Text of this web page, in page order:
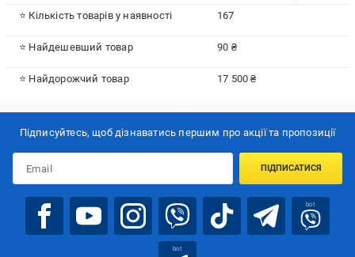
⭐ Кількість товарів у наявності
167
⭐ Найдешевший товар 90 ₴
⭐ Найдорожчий товар 17 500 ₴
Підписуйтесь, щоб дізнаватись першим про акції та пропозиції
ПІДПИСАТИСЯ
bot
bot